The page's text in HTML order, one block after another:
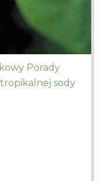
Porady
sody